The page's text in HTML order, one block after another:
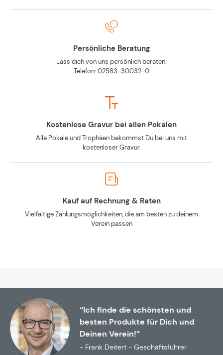
Persönliche Beratung
Lass dich von uns persönlich beraten.
Telefon: 02583-30032-0
Kostenlose Gravur bei allen Pokalen
Alle Pokale und Trophäen bekommst Du bei uns mit
kostenloser Gravur.
Kauf auf Rechnung & Raten
Vielfältige Zahlungsmöglichkeiten, die am besten zu deinem
Verein passen
“Ich finde die schönsten und
besten Produkte für Dich und
Deinen Verein!”
- Frank Deitert - Geschäftsführer